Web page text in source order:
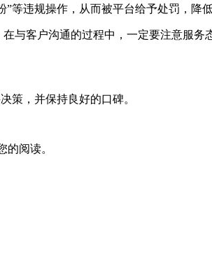
违规操作，从而被平台给予处罚，降低
客户沟通的过程中，一定要注意服务
，并保持良好的口碑。
阅读。